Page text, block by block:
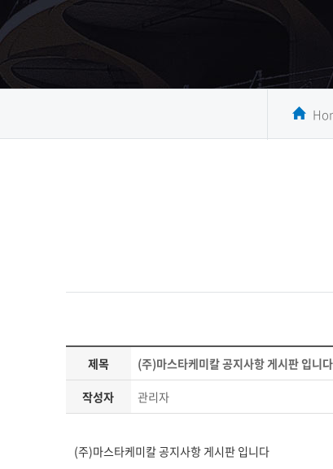
제목 (주)마스타케미칼 공지사항 게시판 입니
작성자 관리자
(주)마스타케미칼 공지사항 게시판 입니다